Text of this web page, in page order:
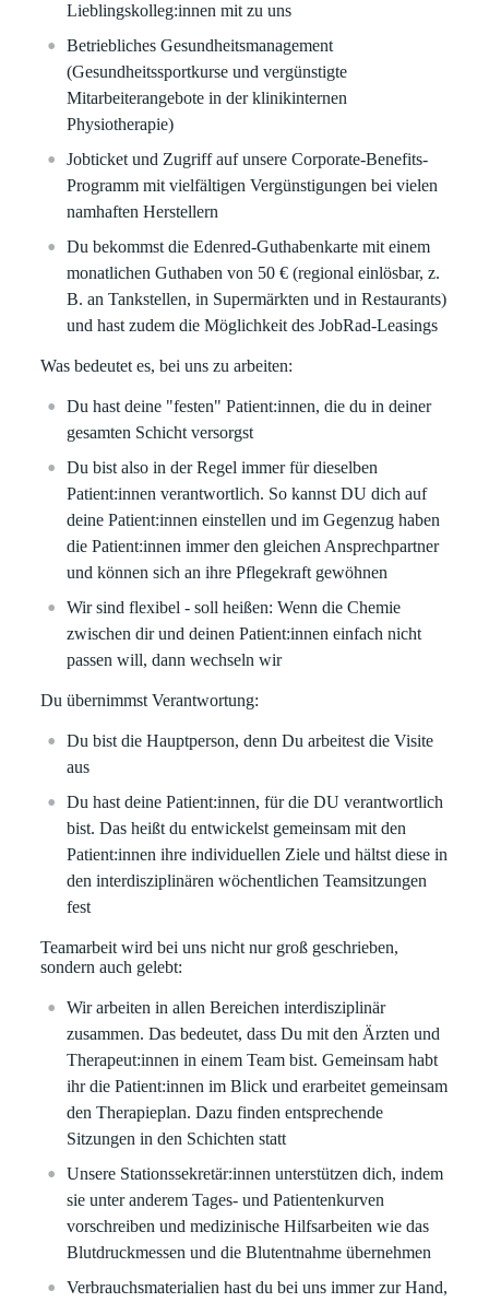
Lieblingskolleg:innen mit zu uns
Betriebliches Gesundheitsmanagement
(Gesundheitssportkurse und vergünstigte
Mitarbeiterangebote in der klinikinternen
Physiotherapie)
Jobticket und Zugriff auf unsere Corporate-Benefits-
Programm mit vielfältigen Vergünstigungen bei vielen
namhaften Herstellern
Du bekommst die Edenred-Guthabenkarte mit einem
monatlichen Guthaben von 50 € (regional einlösbar, z.
B. an Tankstellen, in Supermärkten und in Restaurants)
und hast zudem die Möglichkeit des JobRad-Leasings
Was bedeutet es, bei uns zu arbeiten:
Du hast deine "festen" Patient:innen, die du in deiner
gesamten Schicht versorgst
Du bist also in der Regel immer für dieselben
Patient:innen verantwortlich. So kannst DU dich auf
deine Patient:innen einstellen und im Gegenzug haben
die Patient:innen immer den gleichen Ansprechpartner
und können sich an ihre Pflegekraft gewöhnen
Wir sind flexibel - soll heißen: Wenn die Chemie
zwischen dir und deinen Patient:innen einfach nicht
passen will, dann wechseln wir
Du übernimmst Verantwortung:
Du bist die Hauptperson, denn Du arbeitest die Visite
aus
Du hast deine Patient:innen, für die DU verantwortlich
bist. Das heißt du entwickelst gemeinsam mit den
Patient:innen ihre individuellen Ziele und hältst diese in
den interdisziplinären wöchentlichen Teamsitzungen
fest
Teamarbeit wird bei uns nicht nur groß geschrieben,
sondern auch gelebt:
Wir arbeiten in allen Bereichen interdisziplinär
zusammen. Das bedeutet, dass Du mit den Ärzten und
Therapeut:innen in einem Team bist. Gemeinsam habt
ihr die Patient:innen im Blick und erarbeitet gemeinsam
den Therapieplan. Dazu finden entsprechende
Sitzungen in den Schichten statt
Unsere Stationssekretär:innen unterstützen dich, indem
sie unter anderem Tages- und Patientenkurven
vorschreiben und medizinische Hilfsarbeiten wie das
Blutdruckmessen und die Blutentnahme übernehmen
Verbrauchsmaterialien hast du bei uns immer zur Hand,